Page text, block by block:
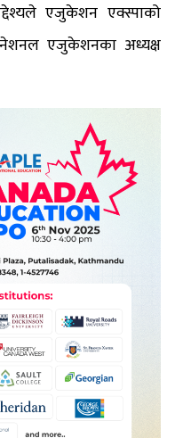
एजुकेशन एक्स्पाको
एजुकेशनका अध्यक्ष